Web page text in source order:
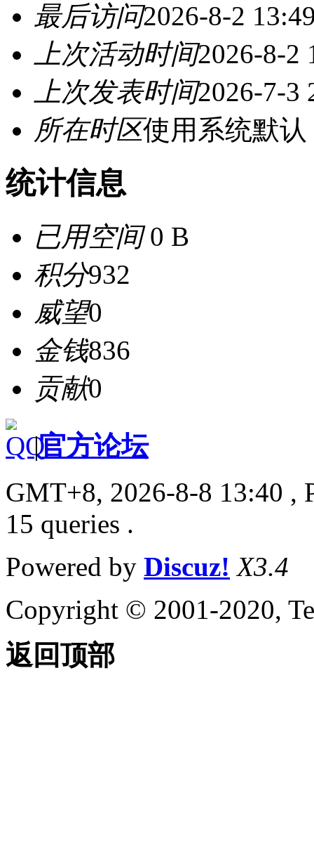
最后访问2026-8-2
上次活动时间2026-8-2
上次发表时间2026-7-3
所在时区使用系统默认
统计信息
已用空间0 B
积分932
威望0
金钱836
贡献0
|官方论坛
GMT+8, 2026-8-8 13:40 ,
15 queries .
Powered by Discuz! X3.4
Copyright © 2001-2020,
返回顶部